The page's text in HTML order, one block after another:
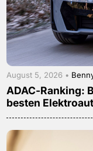
August 5, 2026 •
ADAC-Ranking:
besten